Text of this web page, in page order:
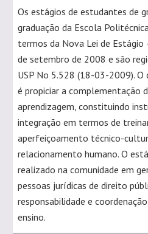
Os estágios de estudantes de
graduação da Escola
termos da Nova Lei de Estágio
de setembro de 2008 e são
USP No 5.528 (18-03-2009).
é propiciar a complementação
aprendizagem, constituindo
integração em termos de
aperfeiçoamento técnico-
relacionamento humano. O
realizado na comunidade em
pessoas jurídicas de direito
responsabilidade e
ensino.